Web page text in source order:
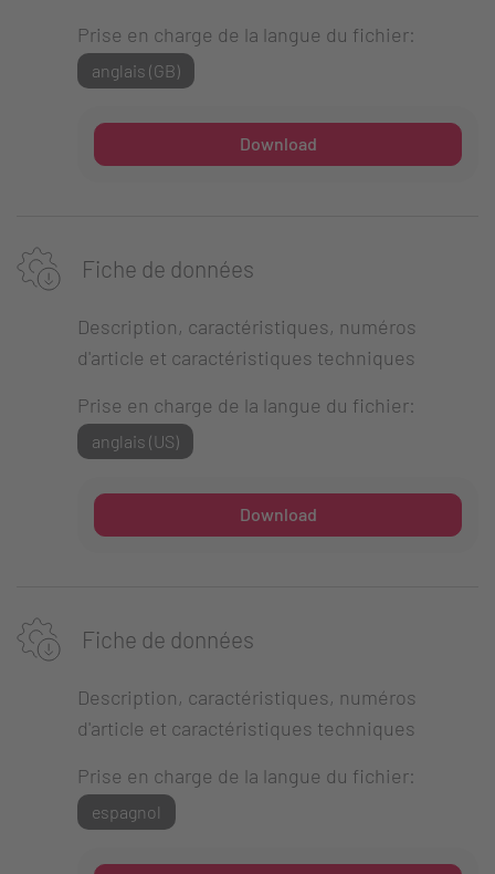
Prise en charge de la langue du fichier:
anglais (GB)
Download
Fiche de données
Description, caractéristiques, numéros
d'article et caractéristiques techniques
Prise en charge de la langue du fichier:
anglais (US)
Download
Fiche de données
Description, caractéristiques, numéros
d'article et caractéristiques techniques
Prise en charge de la langue du fichier:
espagnol